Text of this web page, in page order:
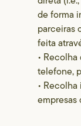
de forma
parceiras
feita
•
telefone,
•